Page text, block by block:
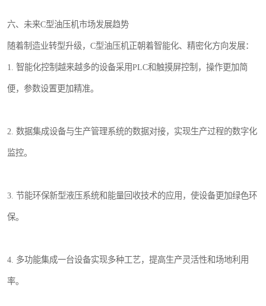
六、未来C型油压机市场发展趋势
随着制造业转型升级，C型油压机正朝着智能化、精密化方向发展：
1. 智能化控制越来越多的设备采用PLC和触摸屏控制，操作更加简
便，参数设置更加精准。
2. 数据集成设备与生产管理系统的数据对接，实现生产过程的数字化
监控。
3. 节能环保新型液压系统和能量回收技术的应用，使设备更加绿色环
保。
4. 多功能集成一台设备实现多种工艺，提高生产灵活性和场地利用
率。